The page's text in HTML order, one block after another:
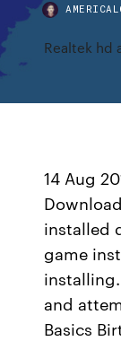
Realtek hd
14 Aug
installed
game
and
Basics